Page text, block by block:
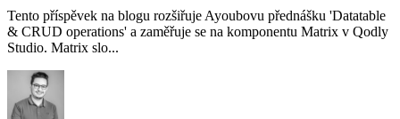
Tento příspěvek na blogu rozšiřuje Ayoubovu přednášku 'Datatable
& CRUD operations' a zaměřuje se na komponentu Matrix v Qodly
Studio. Matrix slo...